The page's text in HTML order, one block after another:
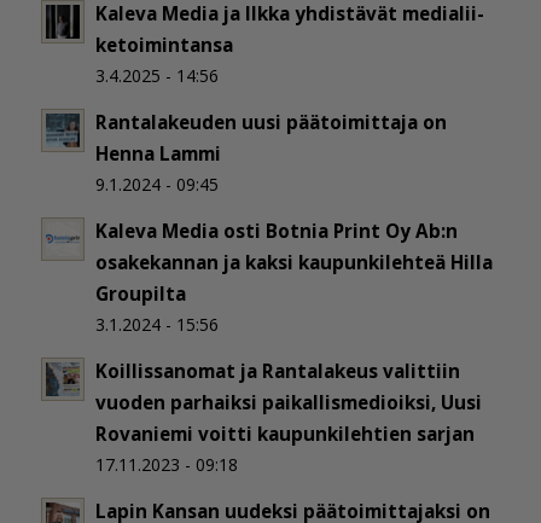
Kaleva Media ja Ilkka yh­dis­tä­vät me­dia­lii­
ke­toi­min­tan­sa
3.4.2025 - 14:56
Rantalakeuden uusi päätoimittaja on
Henna Lammi
9.1.2024 - 09:45
Kaleva Media osti Botnia Print Oy Ab:n
osakekannan ja kaksi kaupunkilehteä Hilla
Groupilta
3.1.2024 - 15:56
Koillissanomat ja Rantalakeus valittiin
vuoden parhaiksi paikallismedioiksi, Uusi
Rovaniemi voitti kaupunkilehtien sarjan
17.11.2023 - 09:18
Lapin Kansan uudeksi päätoimittajaksi on